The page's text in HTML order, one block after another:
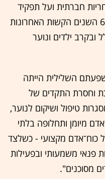
חברתית ועל תפקיד
המדינה. אין צל של ספק בכך ש־6 השנים הקשות האחרונות
ובקרב ילדים ונוער
השלילית הייתה
וחסרת התקדים של
טיפול ושיקום לנוער,
מיומן ותחלופה בלתי
כוח־אדם מקצועי - כשלצד
משמעותי ובפעילות
מסוכנים".